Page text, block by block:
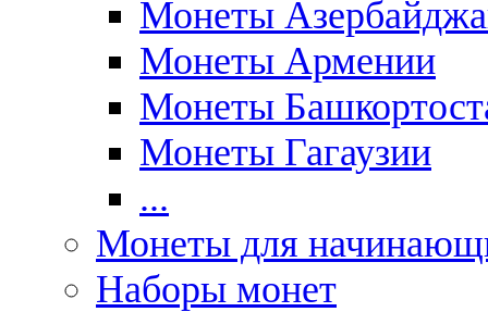
Монеты
Монеты Армении
Монеты
Монеты Гагаузии
...
Монеты для
Наборы монет